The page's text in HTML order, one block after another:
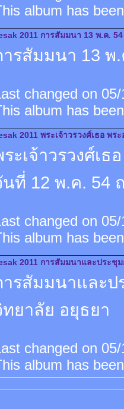
album has
2011 การสัมมนา 13 พ.ค. 54
ารสัมมนา 13 พ
changed on
album has
2011 พระเจ้าวรวงศ์เธอ พ
ะเจ้าวรวงศ์เ
นที่ 12 พ.ค. 54
changed on
album has
2011 การสัมมนาและประชุ
ารสัมมนาและป
ทยาลัย อยุธยา
changed on
album has